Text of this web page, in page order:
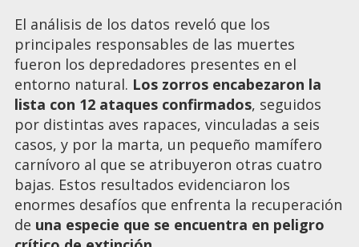
El análisis de los datos reveló que los
principales responsables de las muertes
fueron los depredadores presentes en el
entorno natural. Los zorros encabezaron la
lista con 12 ataques confirmados, seguidos
por distintas aves rapaces, vinculadas a seis
casos, y por la marta, un pequeño mamífero
carnívoro al que se atribuyeron otras cuatro
bajas. Estos resultados evidenciaron los
enormes desafíos que enfrenta la recuperación
de una especie que se encuentra en peligro